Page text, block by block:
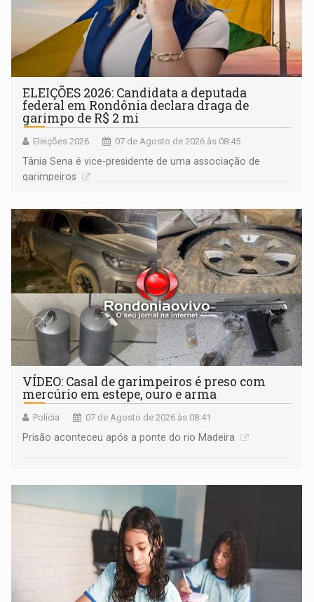
ELEIÇÕES 2026: Candidata a deputada
federal em Rondônia declara draga de
garimpo de R$ 2 mi
Eleições 2026 07 de Agosto de 2026 às 08:45
Tânia Sena é vice-presidente de uma associação de
garimpeiros
VÍDEO: Casal de garimpeiros é preso com
mercúrio em estepe, ouro e arma
Polícia 07 de Agosto de 2026 às 08:41
Prisão aconteceu após a ponte do rio Madeira